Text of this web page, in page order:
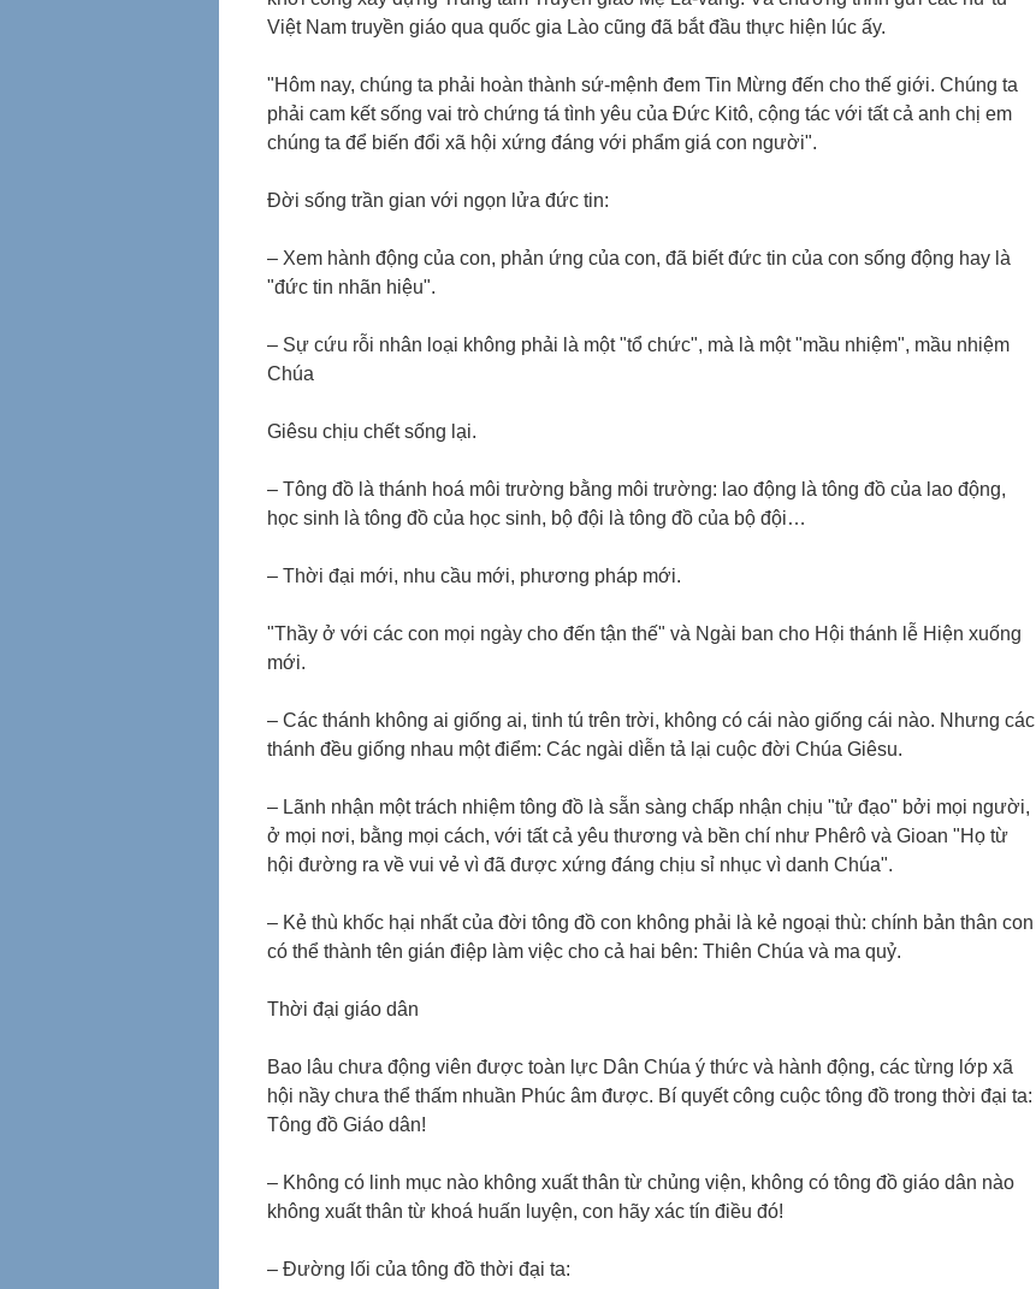
Việt Nam truyền giáo qua quốc gia Lào cũng đã bắt đầu thực hiện lúc ấy.
"Hôm nay, chúng ta phải hoàn thành sứ-mệnh đem Tin Mừng đến cho thế giới. Chúng ta
phải cam kết sống vai trò chứng tá tình yêu của Ðức Kitô, cộng tác với tất cả anh chị em
chúng ta để biến đổi xã hội xứng đáng với phẩm giá con người".
Ðời sống trần gian với ngọn lửa đức tin:
– Xem hành động của con, phản ứng của con, đã biết đức tin của con sống động hay là
"đức tin nhãn hiệu".
– Sự cứu rỗi nhân loại không phải là một "tổ chức", mà là một "mầu nhiệm", mầu nhiệm
Chúa
Giêsu chịu chết sống lại.
– Tông đồ là thánh hoá môi trường bằng môi trường: lao động là tông đồ của lao động,
học sinh là tông đồ của học sinh, bộ đội là tông đồ của bộ đội…
– Thời đại mới, nhu cầu mới, phương pháp mới.
"Thầy ở với các con mọi ngày cho đến tận thế" và Ngài ban cho Hội thánh lễ Hiện xuống
mới.
– Các thánh không ai giống ai, tinh tú trên trời, không có cái nào giống cái nào. Nhưng các
thánh đều giống nhau một điểm: Các ngài dìễn tả lại cuộc đời Chúa Giêsu.
– Lãnh nhận một trách nhiệm tông đồ là sẵn sàng chấp nhận chịu "tử đạo" bởi mọi người,
ở mọi nơi, bằng mọi cách, với tất cả yêu thương và bền chí như Phêrô và Gioan "Họ từ
hội đường ra về vui vẻ vì đã được xứng đáng chịu sỉ nhục vì danh Chúa".
– Kẻ thù khốc hại nhất của đời tông đồ con không phải là kẻ ngoại thù: chính bản thân con
có thể thành tên gián điệp làm việc cho cả hai bên: Thiên Chúa và ma quỷ.
Thời đại giáo dân
Bao lâu chưa động viên được toàn lực Dân Chúa ý thức và hành động, các từng lớp xã
hội nầy chưa thể thấm nhuần Phúc âm được. Bí quyết công cuộc tông đồ trong thời đại ta:
Tông đồ Giáo dân!
– Không có linh mục nào không xuất thân từ chủng viện, không có tông đồ giáo dân nào
không xuất thân từ khoá huấn luyện, con hãy xác tín điều đó!
– Ðường lối của tông đồ thời đại ta: